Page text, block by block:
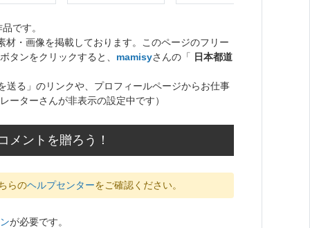
です。
・画像を掲載しております。このページのフリー
タンをクリックすると、 mamisyさんの「 日本都道
送る」のリンクや、プロフィールページからお仕事
ーターさんが非表示の設定中です）
メントを贈ろう！
らのヘルプセンターをご確認ください。
が必要です。